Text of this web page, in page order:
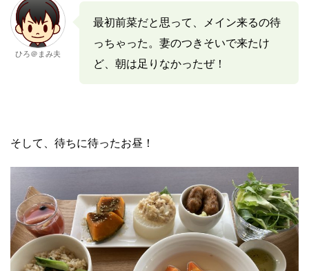
ひろ＠まみ夫
最初前菜だと思って、メイン来るの待
っちゃった。妻のつきそいで来たけ
ど、朝は足りなかったぜ！
そして、待ちに待ったお昼！